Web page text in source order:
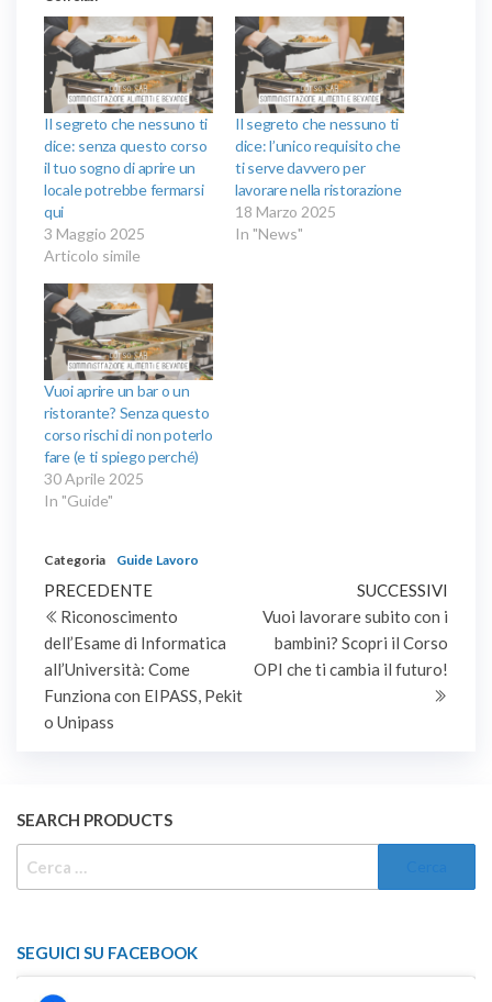
Il segreto che nessuno ti
dice: senza questo corso
il tuo sogno di aprire un
locale potrebbe fermarsi
qui
3 Maggio 2025
Articolo simile
Il segreto che nessuno ti
dice: l’unico requisito che
ti serve davvero per
lavorare nella ristorazione
18 Marzo 2025
In "News"
Vuoi aprire un bar o un
ristorante? Senza questo
corso rischi di non poterlo
fare (e ti spiego perché)
30 Aprile 2025
In "Guide"
Categoria Guide Lavoro
Navigazione
articoli
Articolo
precedente
PRECEDENTE
Riconoscimento
dell’Esame di Informatica
all’Università: Come
Funziona con EIPASS, Pekit
o Unipass
SUCCESSIVI
Vuoi lavorare subito con i
bambini? Scopri il Corso
OPI che ti cambia il futuro!
SEARCH PRODUCTS
SEGUICI SU FACEBOOK